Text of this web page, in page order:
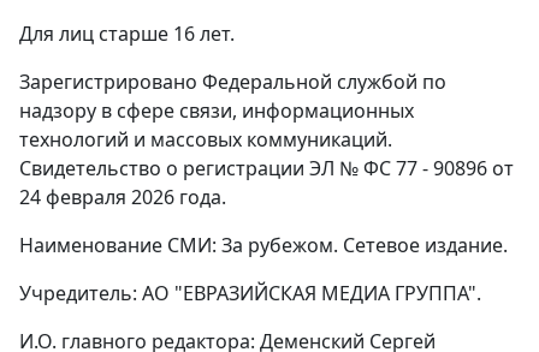
Для лиц старше 16 лет.
Зарегистрировано Федеральной службой по
надзору в сфере связи, информационных
технологий и массовых коммуникаций.
Свидетельство о регистрации ЭЛ № ФС 77 - 90896 от
24 февраля 2026 года.
Наименование СМИ: За рубежом. Сетевое издание.
Учредитель: АО "ЕВРАЗИЙСКАЯ МЕДИА ГРУППА".
И.О. главного редактора: Деменский Сергей